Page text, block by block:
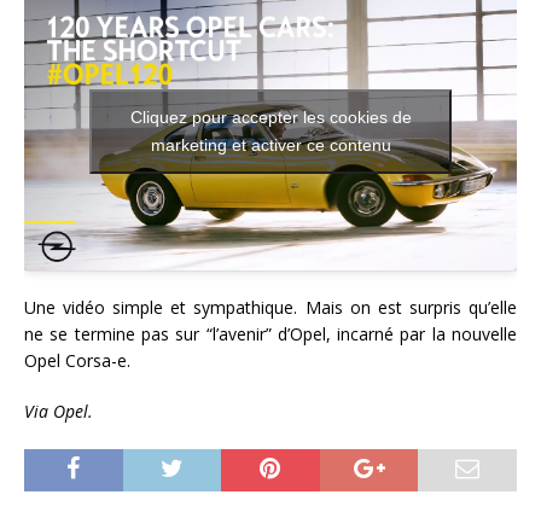
Cliquez pour accepter les cookies de
marketing et activer ce contenu
Une vidéo simple et sympathique. Mais on est surpris qu’elle
ne se termine pas sur “l’avenir” d’Opel, incarné par la nouvelle
Opel Corsa-e.
Via Opel.